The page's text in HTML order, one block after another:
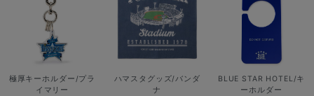
極厚キーホルダー/プラ
イマリー
ハマスタグッズ/バンダ
ナ
BLUE STAR HOTEL/キ
ーホルダー